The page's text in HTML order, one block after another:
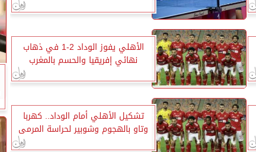
الأهلي يفوز الوداد 2-1 في ذهاب
نهائي إفريقيا والحسم بالمغرب
تشكيل الأهلي أمام الوداد.. كهربا
وتاو بالهجوم وشوبير لحراسة المرمى